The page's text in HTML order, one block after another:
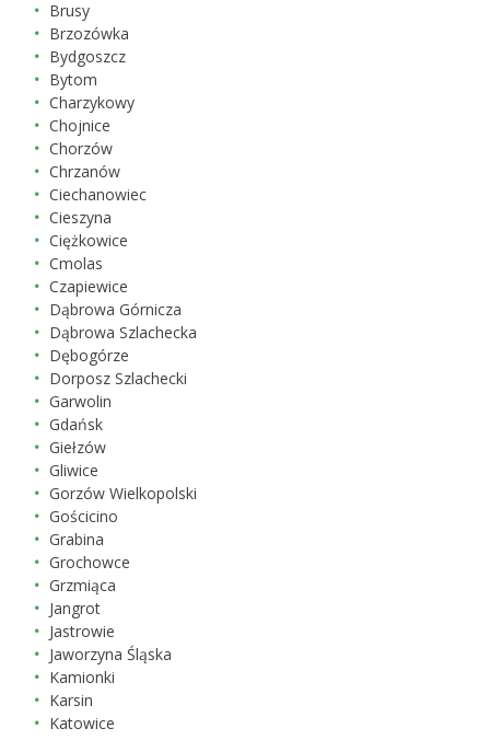
Brusy
Brzozówka
Bydgoszcz
Bytom
Charzykowy
Chojnice
Chorzów
Chrzanów
Ciechanowiec
Cieszyna
Ciężkowice
Cmolas
Czapiewice
Dąbrowa Górnicza
Dąbrowa Szlachecka
Dębogórze
Dorposz Szlachecki
Garwolin
Gdańsk
Giełzów
Gliwice
Gorzów Wielkopolski
Gościcino
Grabina
Grochowce
Grzmiąca
Jangrot
Jastrowie
Jaworzyna Śląska
Kamionki
Karsin
Katowice